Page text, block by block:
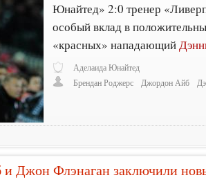
Юнайтед» 2:0 тренер
особый вклад в
«красных» нападающий
Аделаида Юнайтед
Брендан Роджерс
Джордон Айб
Джон Флэнаган заключили